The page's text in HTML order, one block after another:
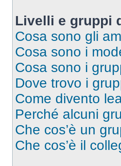
Livelli e gruppi
Cosa sono gli
Cosa sono i
Cosa sono i
Dove trovo i
Come divento
Perché alcuni
Che cos’è un
Che cos’è il